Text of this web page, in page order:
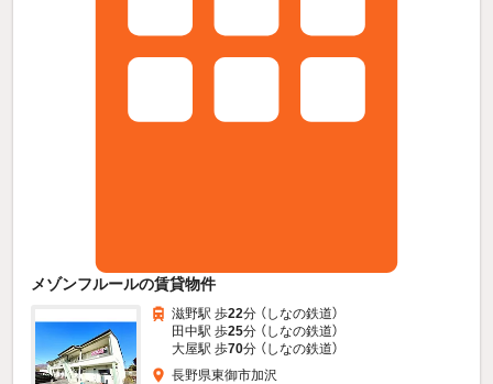
メゾンフルールの賃貸物件
滋野駅 歩22分 （しなの鉄道）
田中駅 歩25分 （しなの鉄道）
大屋駅 歩70分 （しなの鉄道）
長野県東御市加沢